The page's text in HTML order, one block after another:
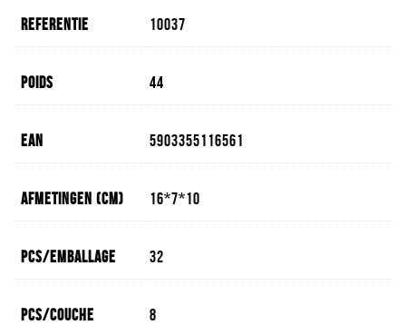
Referentie 10037
Poids 44
EAN 5903355116561
Afmetingen (cm) 16*7*10
Pcs/emballage 32
Pcs/couche 8